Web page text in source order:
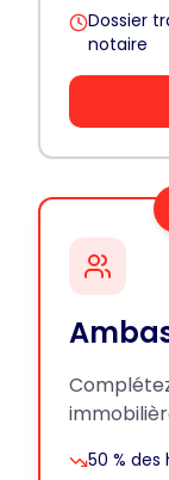
Dossier
notaire
50 % des